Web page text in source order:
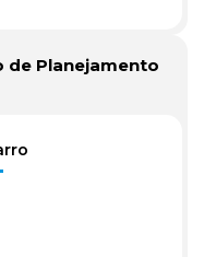
Planejamento